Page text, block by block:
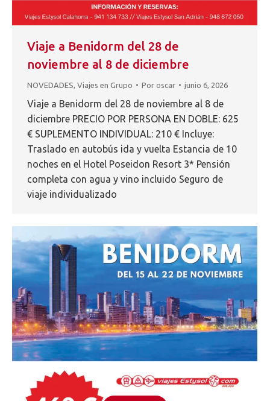
Viaje a Benidorm del 28 de
noviembre al 8 de diciembre
NOVEDADES, Viajes en Grupo Por oscar junio 6, 2026
Viaje a Benidorm del 28 de noviembre al 8 de
diciembre PRECIO POR PERSONA EN DOBLE: 625
€ SUPLEMENTO INDIVIDUAL: 210 € Incluye:
Traslado en autobús ida y vuelta Estancia de 10
noches en el Hotel Poseidon Resort 3* Pensión
completa con agua y vino incluido Seguro de
viaje individualizado